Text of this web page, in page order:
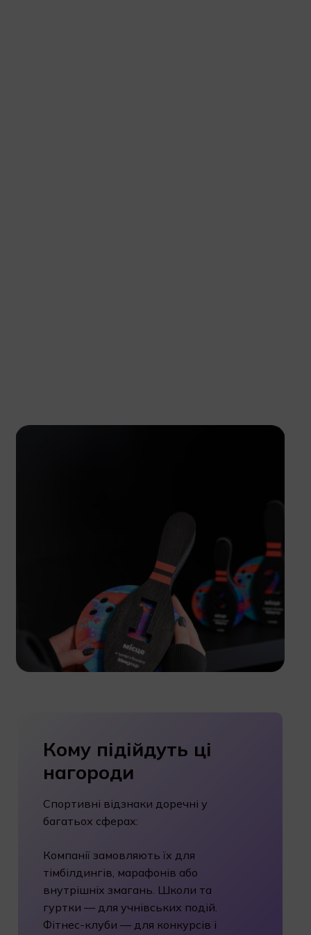
Кому підійдуть ці
нагороди
Спортивні відзнаки доречні у
багатьох сферах:
Компанії замовляють їх для
тімбілдингів, марафонів або
внутрішніх змагань. Школи та
гуртки — для учнівських подій.
Фітнес-клуби — для конкурсів і